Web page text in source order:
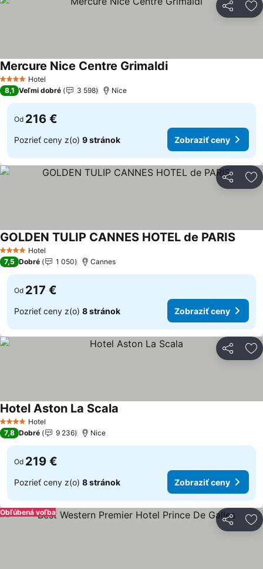
Zdieľať
4 Počet hviezdičiek
Hotel
Mercure Nice Centre GrimaldiZobraziť ceny
8,1 Veľmi dobré 3 598 Nice
Od 216 €
Pozrieť ceny z(o) 9 stránok Zobraziť ceny
Zdieľať
4 Počet hviezdičiek
Hotel
GOLDEN TULIP CANNES HOTEL de PARIS
7,5 Dobré 1 050 Cannes
Od 217 €
Pozrieť ceny z(o) 8 stránok Zobraziť ceny
Zdieľať
4 Počet hviezdičiek
Hotel
Hotel Aston La Scala
7,8 Dobré 9 236 Nice
Od 219 €
Pozrieť ceny z(o) 8 stránok Zobraziť ceny
Zdieľať
Obľúbená voľba